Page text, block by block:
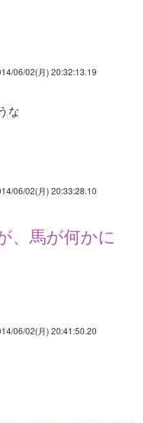
06/02(月) 20:32:13.19
な
06/02(月) 20:33:28.10
、馬が何かに
06/02(月) 20:41:50.20